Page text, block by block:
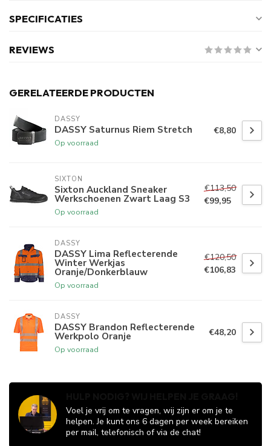
SPECIFICATIES
REVIEWS
GERELATEERDE PRODUCTEN
DASSY
DASSY Saturnus Riem Stretch
Op voorraad
€8,80
SIXTON
Sixton Auckland Sneaker
Werkschoenen Zwart Laag S3
Op voorraad
€113,50
€99,95
DASSY
DASSY Lima Reflecterende
Winter Werkjas
Oranje/Donkerblauw
Op voorraad
€120,50
€106,83
DASSY
DASSY Brandon Reflecterende
Werkpolo Oranje
Op voorraad
€48,20
Voel je vrij om te vragen, wij zijn er om je te
helpen. Je kunt ons 6 dagen per week bereiken
per mail, telefonisch of via de chat!